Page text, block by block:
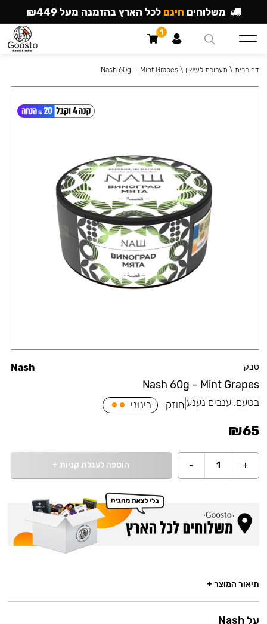
טבק
Nash 60g – Mint Grapes
Nash
בטעם:ענבים נענע חוזק בינוני
₪65
+
1
- הוספה לעגלת קניות +
דף הבית \ תערובת לעישון \
Nash 60g — Mint Grapes
תיאור המוצר +
על Nash
משלוחים חינם לכל הארץ בהזמנה מעל ₪449
1